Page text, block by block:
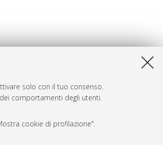
solo con il tuo consenso.
comportamenti degli utenti.
cookie di profilazione".